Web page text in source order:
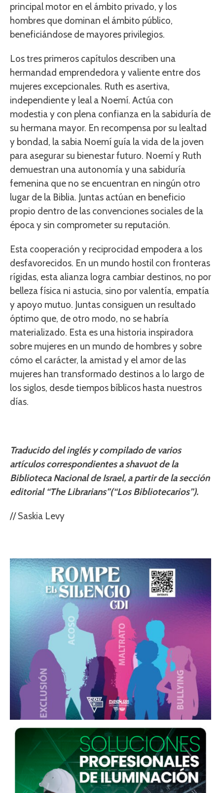
principal motor en el ámbito privado, y los
hombres que dominan el ámbito público,
beneficiándose de mayores privilegios.
Los tres primeros capítulos describen una
hermandad emprendedora y valiente entre dos
mujeres excepcionales. Ruth es asertiva,
independiente y leal a Noemí. Actúa con
modestia y con plena confianza en la sabiduría de
su hermana mayor. En recompensa por su lealtad
y bondad, la sabia Noemí guía la vida de la joven
para asegurar su bienestar futuro. Noemí y Ruth
demuestran una autonomía y una sabiduría
femenina que no se encuentran en ningún otro
lugar de la Biblia. Juntas actúan en beneficio
propio dentro de las convenciones sociales de la
época y sin comprometer su reputación.
Esta cooperación y reciprocidad empodera a los
desfavorecidos. En un mundo hostil con fronteras
rígidas, esta alianza logra cambiar destinos, no por
belleza física ni astucia, sino por valentía, empatía
y apoyo mutuo. Juntas consiguen un resultado
óptimo que, de otro modo, no se habría
materializado. Esta es una historia inspiradora
sobre mujeres en un mundo de hombres y sobre
cómo el carácter, la amistad y el amor de las
mujeres han transformado destinos a lo largo de
los siglos, desde tiempos bíblicos hasta nuestros
días.
Traducido del inglés y compilado de varios
artículos correspondientes a shavuot de la
Biblioteca Nacional de Israel, a partir de la sección
editorial “The Librarians”(“Los Bibliotecarios”).
// Saskia Levy